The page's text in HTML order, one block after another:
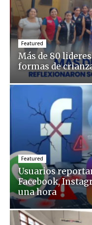
Featured
Más de 80
formas de
Featured
Usuarios
Facebook,
una hora